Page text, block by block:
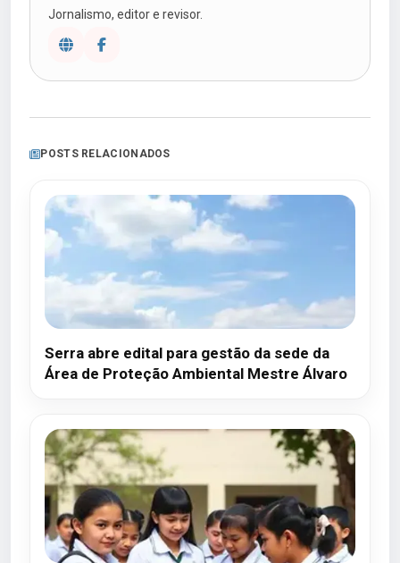
Jornalismo, editor e revisor.
POSTS RELACIONADOS
Serra abre edital para gestão da sede da
Área de Proteção Ambiental Mestre Álvaro